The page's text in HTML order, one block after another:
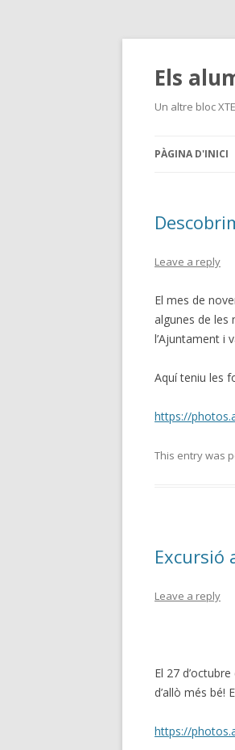
Els
Un altre bloc
PÀGINA D'INICI
Leave a reply
El mes de
algunes de les
l’Ajuntament i
Aquí teniu les
https://
This entry was
Excursió
Leave a reply
El 27
d’allò més bé!
https://